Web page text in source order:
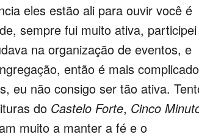
eles estão ali para ouvir você é
sempre fui muito ativa, participei
na organização de eventos, e
então é mais
eu não consigo ser tão ativa.
do Castelo Forte, Cinco
muito a manter a fé e o